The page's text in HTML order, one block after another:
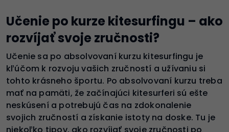
Učenie po kurze kitesurfingu – ako
rozvíjať svoje zručnosti?
Učenie sa po absolvovaní kurzu kitesurfingu je
kľúčom k rozvoju vašich zručností a užívaniu si
tohto krásneho športu. Po absolvovaní kurzu treba
mať na pamäti, že začínajúci kitesurferi sú ešte
neskúsení a potrebujú čas na zdokonalenie
svojich zručností a získanie istoty na doske. Tu je